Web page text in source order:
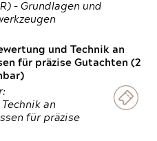
– Grundlagen und
und Technik an
für präzise Gutachten (2
an
für präzise